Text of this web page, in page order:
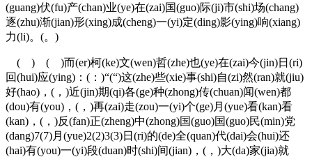
(guang)伏(fu)产(chan)业(ye)在(zai)国(guo)际(ji)市(shi)场(chang)
逐(zhu)渐(jian)形(xing)成(cheng)一(yi)定(ding)影(ying)响(xiang)
力(li)。(。)
( ) ( )而(er)柯(ke)文(wen)哲(zhe)也(ye)在(zai)今(jin)日(ri)
回(hui)应(ying)：(：)“(“)这(zhe)些(xie)事(shi)自(zi)然(ran)就(jiu)
好(hao)，(，)近(jin)期(qi)各(ge)种(zhong)传(chuan)闻(wen)都
(dou)有(you)，(，)再(zai)走(zou)一(yi)个(ge)月(yue)看(kan)看
(kan)，(，)反(fan)正(zheng)中(zhong)国(guo)国(guo)民(min)党
(dang)7(7)月(yue)2(2)3(3)日(ri)的(de)全(quan)代(dai)会(hui)还
(hai)有(you)一(yi)段(duan)时(shi)间(jian)，(，)大(da)家(jia)就